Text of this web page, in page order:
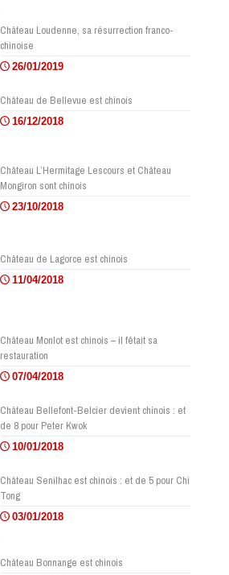
Château Loudenne, sa résurrection franco-
chinoise
26/01/2019
Château de Bellevue est chinois
16/12/2018
Château L’Hermitage Lescours et Château
Mongiron sont chinois
23/10/2018
Château de Lagorce est chinois
11/04/2018
Château Monlot est chinois – il fêtait sa
restauration
07/04/2018
Château Bellefont-Belcier devient chinois : et
de 8 pour Peter Kwok
10/01/2018
Château Senilhac est chinois : et de 5 pour Chi
Tong
03/01/2018
Château Bonnange est chinois